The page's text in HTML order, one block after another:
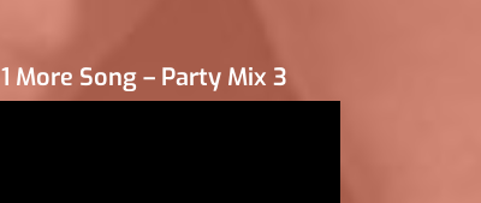
1 More Song – Party Mix 3